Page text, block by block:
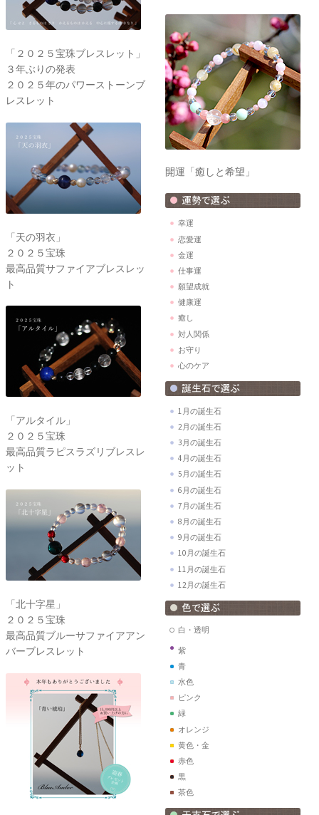
「２０２５宝珠ブレスレット」
３年ぶりの発表
２０２５年のパワーストーンブ
レスレット
「天の羽衣」
２０２５宝珠
最高品質サファイアブレスレッ
ト
「アルタイル」
２０２５宝珠
最高品質ラピスラズリブレスレ
ット
「北十字星」
２０２５宝珠
最高品質ブルーサファイアアン
バーブレスレット
開運「癒しと希望」
幸運
恋愛運
金運
仕事運
願望成就
健康運
癒し
対人関係
お守り
心のケア
1月の誕生石
2月の誕生石
3月の誕生石
4月の誕生石
5月の誕生石
6月の誕生石
7月の誕生石
8月の誕生石
9月の誕生石
10月の誕生石
11月の誕生石
12月の誕生石
白・透明
紫
青
水色
ピンク
緑
オレンジ
黄色・金
赤色
黒
茶色